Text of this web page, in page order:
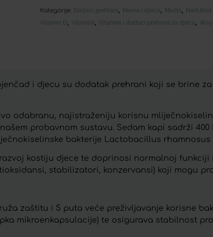
Kategorije: Dodaci prehrani, Mama i djeca, Medis, Nadutost
Vitamin D, Vitamini, Vitamini i dodaci prehrani za djecu,
i djecu su dodatak prehrani koji se brine
odabranu, najistraženiju korisnu
probavnom sustavu. Sedam kapi sadrži 400 I.
bakterije Lactobacillus rhamnosus
kostiju djece te doprinosi normalnoj funkciji
stabilizatori, konzervansi) koji mogu
zaštitu i 5 puta veće preživljavanje korisne
mikroenkapsulacije) te osigurava stabilnost